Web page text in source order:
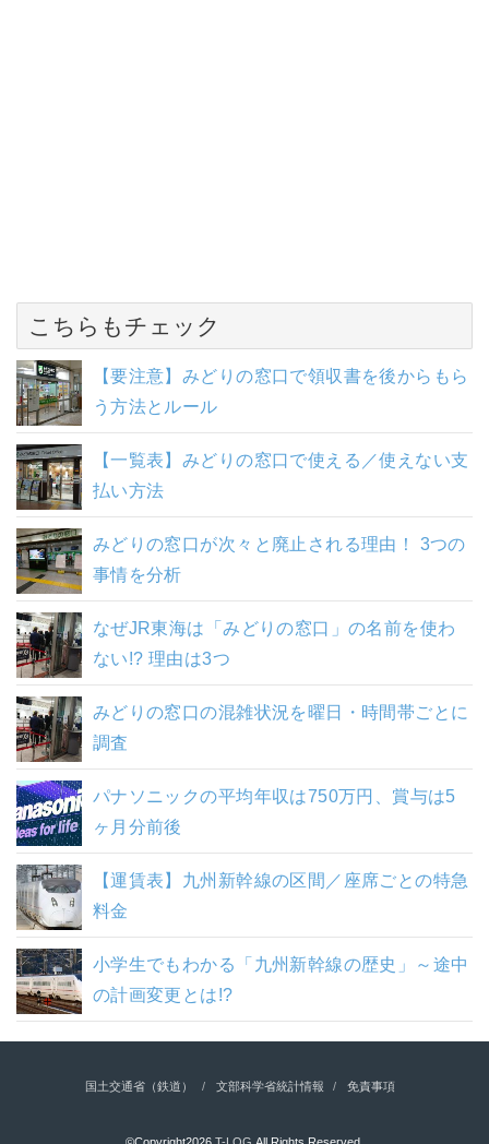
こちらもチェック
【要注意】みどりの窓口で領収書を後からもら
う方法とルール
【一覧表】みどりの窓口で使える／使えない支
払い方法
みどりの窓口が次々と廃止される理由！ 3つの
事情を分析
なぜJR東海は「みどりの窓口」の名前を使わ
ない!? 理由は3つ
みどりの窓口の混雑状況を曜日・時間帯ごとに
調査
パナソニックの平均年収は750万円、賞与は5
ヶ月分前後
【運賃表】九州新幹線の区間／座席ごとの特急
料金
小学生でもわかる「九州新幹線の歴史」～途中
の計画変更とは!?
国土交通省（鉄道） 文部科学省統計情報 免責事項